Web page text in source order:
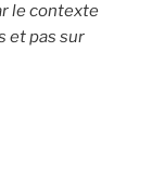
le contexte
et pas sur